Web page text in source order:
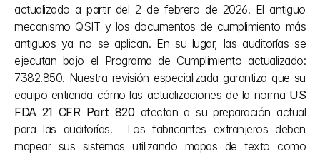
actualizado a partir del 2 de febrero de 2026. El antiguo
mecanismo QSIT y los documentos de cumplimiento más
antiguos ya no se aplican. En su lugar, las auditorías se
ejecutan bajo el Programa de Cumplimiento actualizado:
7382.850. Nuestra revisión especializada garantiza que su
equipo entienda cómo las actualizaciones de la norma US
FDA 21 CFR Part 820 afectan a su preparación actual
para las auditorías.  Los fabricantes extranjeros deben
mapear sus sistemas utilizando mapas de texto como